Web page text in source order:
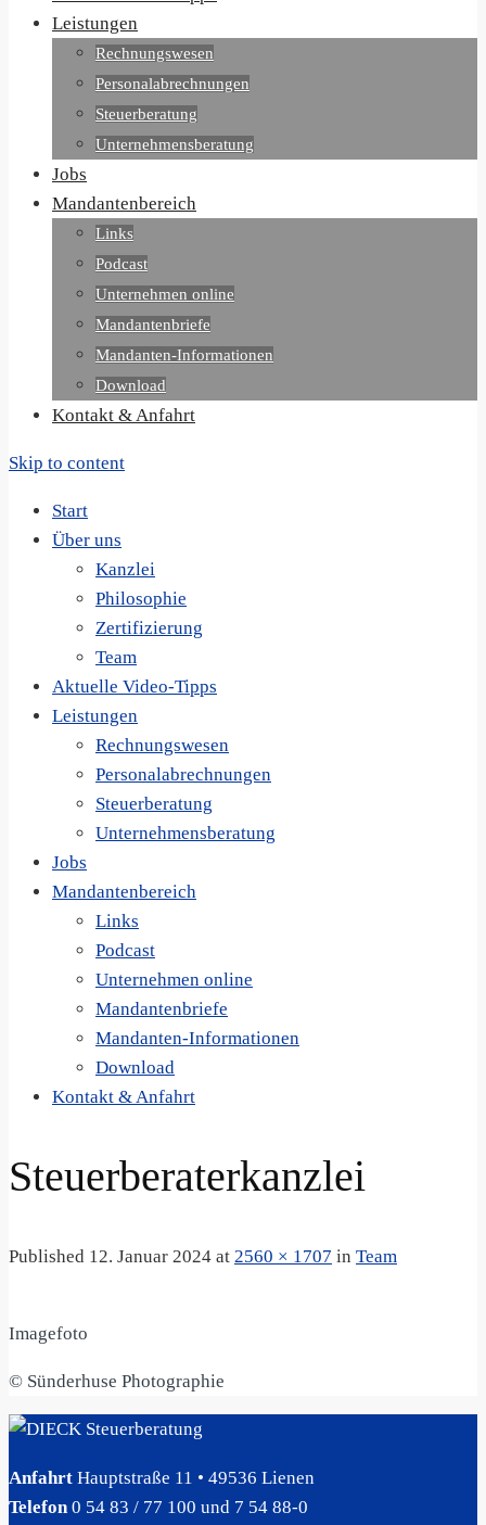
Leistungen
Rechnungswesen
Personalabrechnungen
Steuerberatung
Unternehmensberatung
Jobs
Mandantenbereich
Links
Podcast
Unternehmen online
Mandantenbriefe
Mandanten-Informationen
Download
Kontakt & Anfahrt
Skip to content
Start
Über uns
Kanzlei
Philosophie
Zertifizierung
Team
Aktuelle Video-Tipps
Leistungen
Rechnungswesen
Personalabrechnungen
Steuerberatung
Unternehmensberatung
Jobs
Mandantenbereich
Links
Podcast
Unternehmen online
Mandantenbriefe
Mandanten-Informationen
Download
Kontakt & Anfahrt
Steuerberaterkanzlei
Published 12. Januar 2024 at 2560 × 1707 in Team
Imagefoto
© Sünderhuse Photographie
Anfahrt Hauptstraße 11 • 49536 Lienen
Telefon0 54 83 / 77 100 und 7 54 88-0